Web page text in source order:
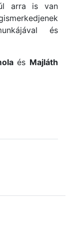
arra is van
és
és Majláth